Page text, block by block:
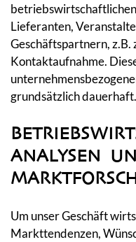
Lieferanten,
Geschäftspartnern, z.B.
Kontaktaufnahme.
grundsätzlich dauerhaft.
ANALYSEN
Um unser Geschäft
Markttendenzen,